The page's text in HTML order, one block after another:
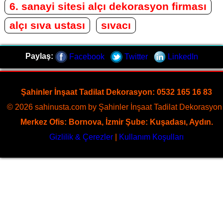
6. sanayi sitesi alçı dekorasyon firması
alçı sıva ustası
sıvacı
Paylaş: Facebook Twitter LinkedIn
Şahinler İnşaat Tadilat Dekorasyon: 0532 165 16 83
© 2026 sahinusta.com by Şahinler İnşaat Tadilat
Merkez Ofis: Bornova, İzmir Şube: Kuşadası, Aydın.
Gizlilik & Çerezler
Kullanım Koşulları